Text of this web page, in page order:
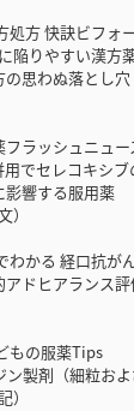
方 快訣ビフォ
陥りやすい漢方
思わぬ落とし穴
ラッシュニュー
でセレコキシ
響する服⽤薬
かる 経口抗が
ドヒアランス評
もの服薬Tips
製剤（細粒およ